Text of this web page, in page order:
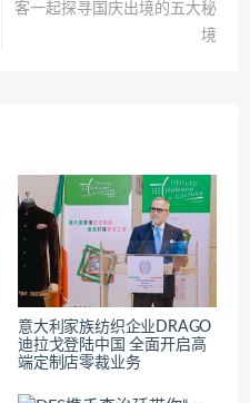
客一起探寻国庆出境的五大秘
境
意大利家族纺织企业DRAGO
迪拉戈登陆中国 全面开启高
端定制店零裁业务